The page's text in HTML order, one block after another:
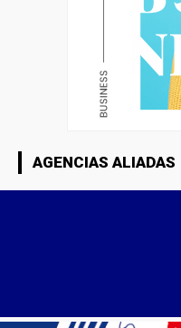
AGENCIAS ALIADAS